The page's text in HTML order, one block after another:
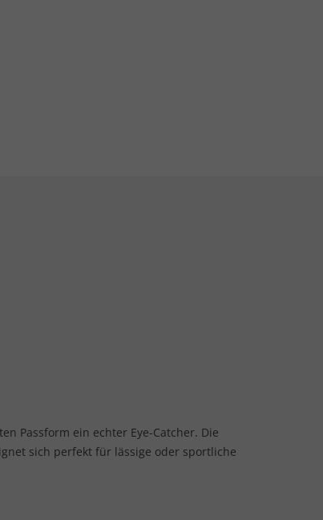
Passform ein echter Eye-Catcher. Die
sich perfekt für lässige oder sportliche